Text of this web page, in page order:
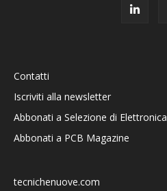
Contatti
Iscriviti alla newsletter
Abbonati a Selezione di Elettronica
Abbonati a PCB Magazine
tecnichenuove.com